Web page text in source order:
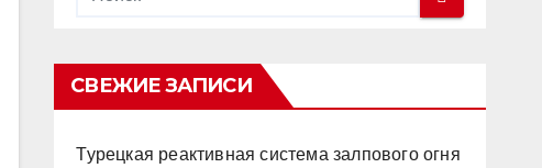
СВЕЖИЕ ЗАПИСИ
Турецкая реактивная система залпового огня